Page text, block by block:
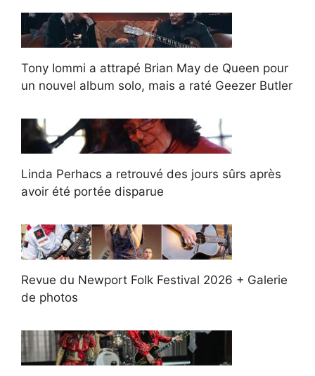
Tony Iommi a attrapé Brian May de Queen pour
un nouvel album solo, mais a raté Geezer Butler
Linda Perhacs a retrouvé des jours sûrs après
avoir été portée disparue
Revue du Newport Folk Festival 2026 + Galerie
de photos